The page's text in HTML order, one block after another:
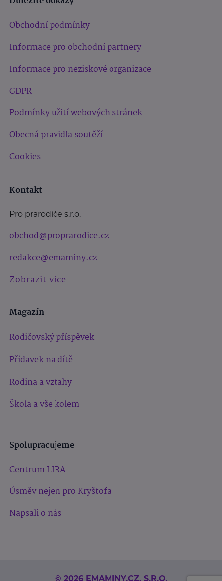
Obchodní podmínky
Informace pro obchodní partnery
Informace pro neziskové organizace
GDPR
Podmínky užití webových stránek
Obecná pravidla soutěží
Cookies
Kontakt
Pro prarodiče s.r.o.
obchod@proprarodice.cz
redakce@emaminy.cz
Zobrazit více
Magazín
Rodičovský příspěvek
Přídavek na dítě
Rodina a vztahy
Škola a vše kolem
Spolupracujeme
Centrum LIRA
Úsměv nejen pro Kryštofa
Napsali o nás
© 2026 EMAMINY.CZ, S.R.O.